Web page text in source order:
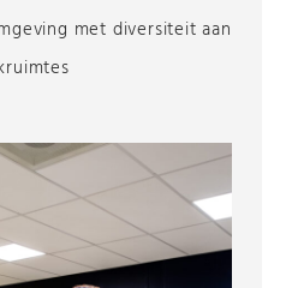
met diversiteit aan